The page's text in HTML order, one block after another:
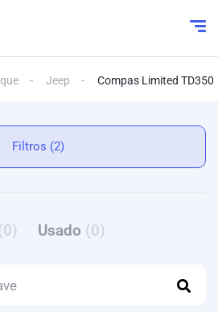
Jeep Compas Limited TD350
Filtros (2)
Usado (0)